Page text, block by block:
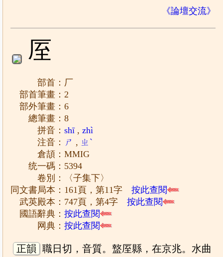
《論壇交流》
厔
部首：厂
部首筆畫：2
部外筆畫：6
總筆畫：8
拼音：shī,zhì
注音： ㄕ , ㄓˋ
倉頡：MMIG
统一碼：5394
卷別：〈子集下〉
同文書局本：161頁，第11字按此查閱
武英殿本：747頁，第4字按此查閱
國語辭典：按此查閱
网典：按此查閱
正韻 職日切，音質。盩厔縣，在京兆。水曲